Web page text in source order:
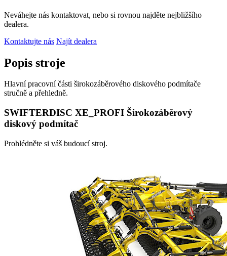
Neváhejte nás kontaktovat, nebo si rovnou najděte nejbližšího
dealera.
Kontaktujte nás Najít dealera
Popis stroje
Hlavní pracovní části širokozáběrového diskového podmítače
stručně a přehledně.
SWIFTERDISC XE_PROFI Širokozáběrový
diskový podmítač
Prohlédněte si váš budoucí stroj.